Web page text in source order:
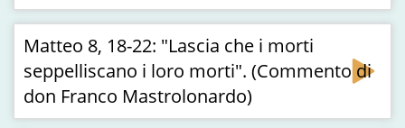
Matteo 8, 18-22: "Lascia che i morti
seppelliscano i loro morti". (Commento di
don Franco Mastrolonardo)